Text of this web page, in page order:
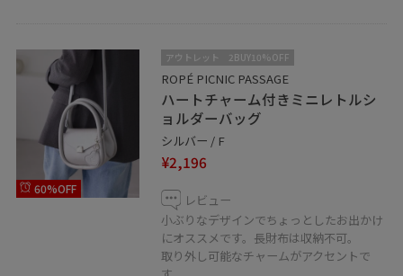
60%OFF
アウトレット 2BUY10%OFF
ROPÉ PICNIC PASSAGE
ハートチャーム付きミニレトルシ
ョルダーバッグ
シルバー / F
¥2,196
レビュー
小ぶりなデザインでちょっとしたお出かけ
にオススメです。長財布は収納不可。
取り外し可能なチャームがアクセントで